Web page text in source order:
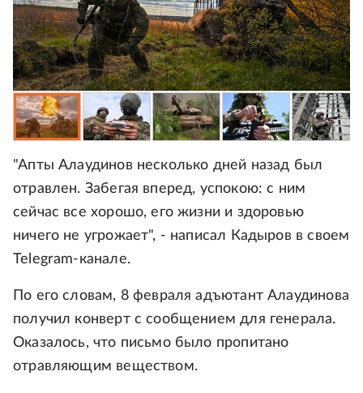
"Апты Алаудинов несколько дней назад был
отравлен. Забегая вперед, успокою: с ним
сейчас все хорошо, его жизни и здоровью
ничего не угрожает", - написал Кадыров в своем
Telegram-канале.
По его словам, 8 февраля адъютант Алаудинова
получил конверт с сообщением для генерала.
Оказалось, что письмо было пропитано
отравляющим веществом.